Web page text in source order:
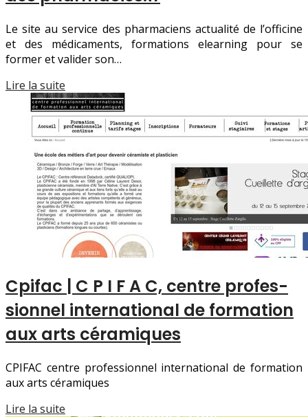
Le site au service des pharmaciens actualité de l’officine
et des médicaments, formations elearning pour se
former et valider son…
Lire la suite
Cpifac | C P I F A C, centre profes­
sion­nel in­ter­natio­nal de formation
aux arts céramiques
CPIFAC centre professionnel international de formation
aux arts céramiques
Lire la suite